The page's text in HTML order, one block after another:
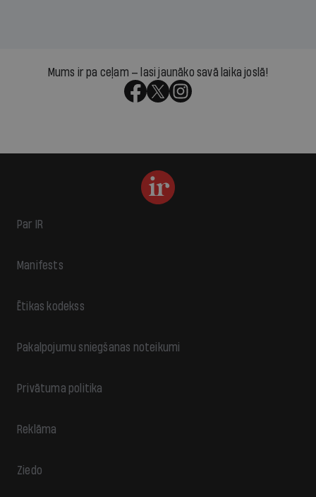
Mums ir pa ceļam — lasi jaunāko savā laika joslā!
Par IR
Manifests
Ētikas kodekss
Pakalpojumu sniegšanas noteikumi
Privātuma politika
Reklāma
Ziedo